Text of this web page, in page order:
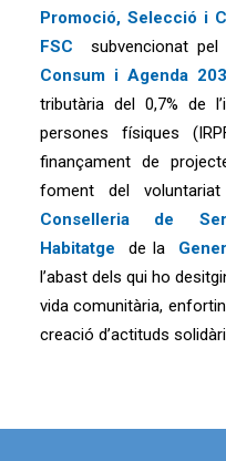
Promoció, Selecció i
FSC subvencionat pel
Consum i Agenda
tributària del 0,7% de
persones físiques
finançament de
foment del
Conselleria de
Habitatge de la
l’abast dels qui ho
vida comunitària,
creació d’actituds